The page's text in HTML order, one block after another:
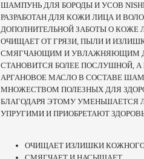
ШАМПУНЬ ДЛЯ БОРОДЫ И УСОВ
РАЗРАБОТАН ДЛЯ КОЖИ ЛИЦА И
ДОПОЛНИТЕЛЬНОЙ ЗАБОТЫ О КОЖЕ
ОЧИЩАЕТ ОТ ГРЯЗИ, ПЫЛИ И
СМЯГЧАЮЩИМ И УВЛАЖНЯЮЩИМ
СТАНОВИТСЯ БОЛЕЕ ПОСЛУШНОЙ, А
АРГАНОВОЕ МАСЛО В СОСТАВЕ
МНОЖЕСТВОМ ПОЛЕЗНЫХ ДЛЯ
БЛАГОДАРЯ ЭТОМУ УМЕНЬШАЕТСЯ
УПРУГИМИ И ПРИОБРЕТАЮТ
ОЧИЩАЕТ ИЗЛИШКИ